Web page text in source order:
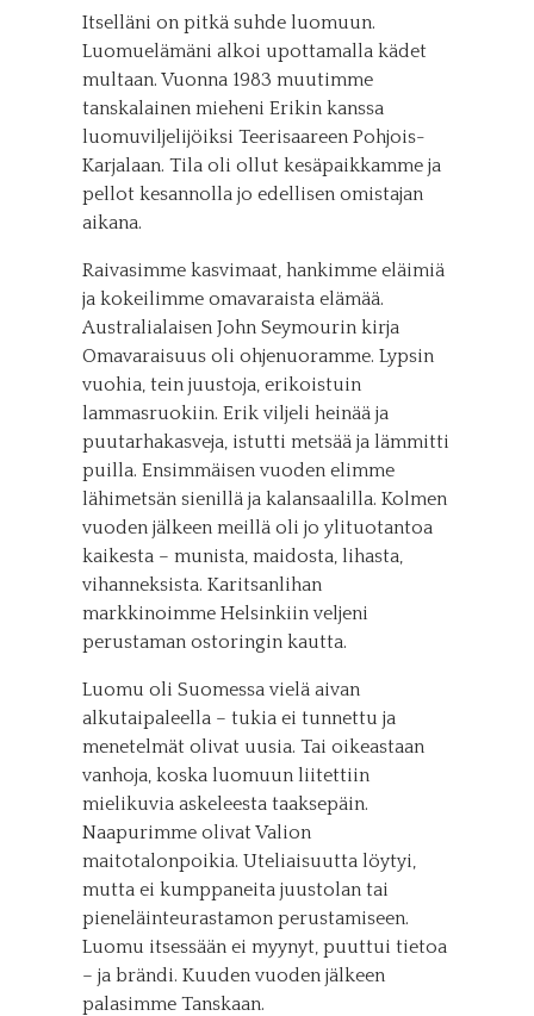
Itselläni on pitkä suhde luomuun.
Luomuelämäni alkoi upottamalla kädet
multaan. Vuonna 1983 muutimme
tanskalainen mieheni Erikin kanssa
luomuviljelijöiksi Teerisaareen Pohjois-
Karjalaan. Tila oli ollut kesäpaikkamme ja
pellot kesannolla jo edellisen omistajan
aikana.
Raivasimme kasvimaat, hankimme eläimiä
ja kokeilimme omavaraista elämää.
Australialaisen John Seymourin kirja
Omavaraisuus oli ohjenuoramme. Lypsin
vuohia, tein juustoja, erikoistuin
lammasruokiin. Erik viljeli heinää ja
puutarhakasveja, istutti metsää ja lämmitti
puilla. Ensimmäisen vuoden elimme
lähimetsän sienillä ja kalansaalilla. Kolmen
vuoden jälkeen meillä oli jo ylituotantoa
kaikesta – munista, maidosta, lihasta,
vihanneksista. Karitsanlihan
markkinoimme Helsinkiin veljeni
perustaman ostoringin kautta.
Luomu oli Suomessa vielä aivan
alkutaipaleella – tukia ei tunnettu ja
menetelmät olivat uusia. Tai oikeastaan
vanhoja, koska luomuun liitettiin
mielikuvia askeleesta taaksepäin.
Naapurimme olivat Valion
maitotalonpoikia. Uteliaisuutta löytyi,
mutta ei kumppaneita juustolan tai
pieneläinteurastamon perustamiseen.
Luomu itsessään ei myynyt, puuttui tietoa
– ja brändi. Kuuden vuoden jälkeen
palasimme Tanskaan.